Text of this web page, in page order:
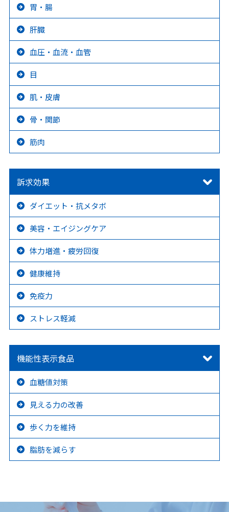
胃・腸
肝臓
血圧・血流・血管
目
肌・皮膚
骨・関節
筋肉
訴求効果
ダイエット・抗メタボ
美容・エイジングケア
体力増進・疲労回復
健康維持
免疫力
ストレス軽減
機能性表示食品
血糖値対策
見える力の改善
歩く力を維持
脂肪を減らす